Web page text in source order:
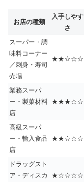
お店の種類
入手しやす
さ
スーパー・調
味料コーナー
／刺身・寿司
売場
★★☆☆☆
業務スーパ
ー・製菓材料
店
★★★☆☆
高級スーパ
ー・輸入食品
店
★★☆☆☆
ドラッグスト
ア・ディスカ
★☆☆☆☆